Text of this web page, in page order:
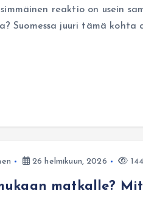
reaktio on usein
Suomessa juuri tämä
26 helmikuun, 2026
matkalle?